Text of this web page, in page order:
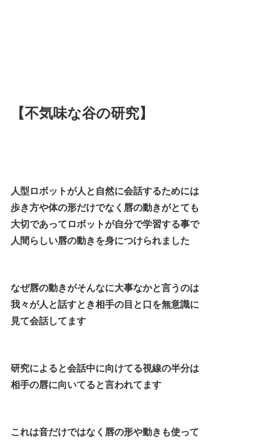
【不気味な谷の研究】
人型ロボットが人と自然に会話するためには
歩き方や体の形だけでなく唇の動きがとても
大切であってロボットが自分で学習する事で
人間らしい唇の動きを身につけられました
なぜ唇の動きがそんなに大事なかと言うのは
我々が人と話すとき相手の目と口を無意識に
見て会話してます
研究によると会話中に向けてる視線の半分は
相手の唇に向いてると言われてます
これは音だけではなく唇の形や動きも使って